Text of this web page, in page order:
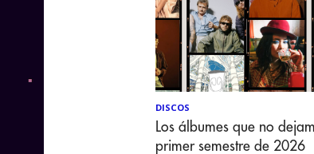
DISCOS
Los álbumes que no
primer semestre de 2026